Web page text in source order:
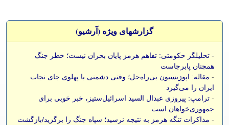
گزارشهای ویژه (آرشيو)
- تحلیلگر حکومتی: تفاهم هرمز پایان بحران نیست؛ خطر جنگ
همچنان پابرجاست
- مقاله: اپوزیسیون بی‌راه‌حل؛ وقتی دشمنی با پهلوی جای نجات
ایران را می‌گیرد
- ترامپ: پیروزی عبدال السید اسرائیل‌ستیز، خبر خوبی برای
جمهوری‌خواهان است
- مذاکرات تنگه هرمز به نتیجه نرسید؛ سپاه جنگ را برگزید/بازگشت